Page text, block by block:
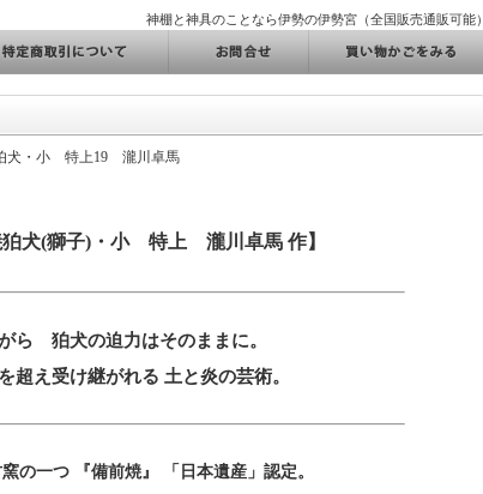
神棚と神具のことなら伊勢の伊勢宮（全国販売通販可能）
犬・小 特上19 瀧川卓馬
狛犬(獅子)・小 特上 瀧川卓馬 作】
ら 狛犬の迫力はそのままに。
超え受け継がれる 土と炎の芸術。
の一つ 『備前焼』 「日本遺産」認定。